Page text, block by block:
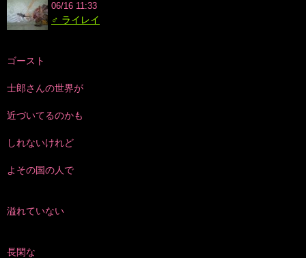
06/16 11:33
♂ ライレイ
ゴースト
士郎さんの世界が
近づいてるのかも
しれないけれど
よその国の人で
溢れていない
長閑な